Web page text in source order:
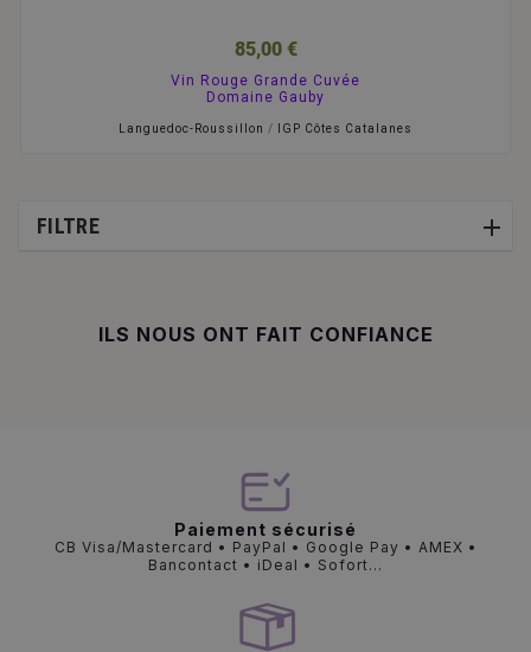
85,00 €
Vin Rouge Grande Cuvée
Domaine Gauby
Languedoc-Roussillon / IGP Côtes Catalanes
FILTRE
ILS NOUS ONT FAIT CONFIANCE
Paiement sécurisé
CB Visa/Mastercard • PayPal • Google Pay • AMEX •
Bancontact • iDeal • Sofort...